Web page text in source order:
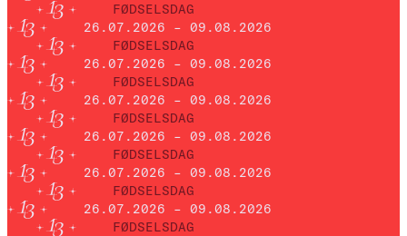
FØDSELSDAG
26.07.2026 – 09.08.2026
FØDSELSDAG
26.07.2026 – 09.08.2026
FØDSELSDAG
26.07.2026 – 09.08.2026
FØDSELSDAG
26.07.2026 – 09.08.2026
FØDSELSDAG
26.07.2026 – 09.08.2026
FØDSELSDAG
26.07.2026 – 09.08.2026
FØDSELSDAG